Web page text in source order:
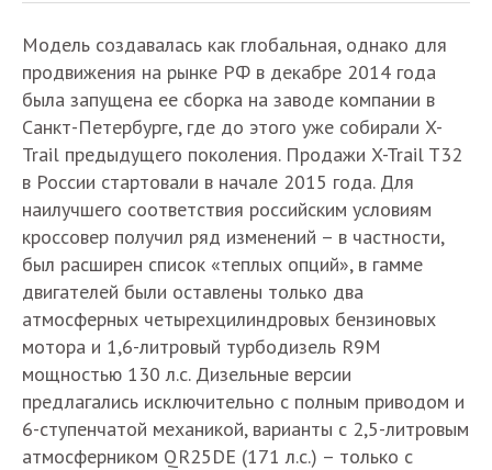
Модель создавалась как глобальная, однако для
продвижения на рынке РФ в декабре 2014 года
была запущена ее сборка на заводе компании в
Санкт-Петербурге, где до этого уже собирали X-
Trail предыдущего поколения. Продажи X-Trail T32
в России стартовали в начале 2015 года. Для
наилучшего соответствия российским условиям
кроссовер получил ряд изменений – в частности,
был расширен список «теплых опций», в гамме
двигателей были оставлены только два
атмосферных четырехцилиндровых бензиновых
мотора и 1,6-литровый турбодизель R9M
мощностью 130 л.с. Дизельные версии
предлагались исключительно с полным приводом и
6-ступенчатой механикой, варианты с 2,5-литровым
атмосферником QR25DE (171 л.с.) – только с